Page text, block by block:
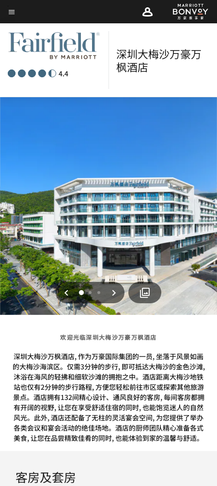
Skip
to
main
content
菜单文本
4.4
深圳大梅沙万豪万
枫酒店
上一页
01 2 下一页
欢迎光临深圳大梅沙万豪万枫酒店
深圳大梅沙万枫酒店, 作为万豪国际集团的一员, 坐落于风景如画
的大梅沙海滨区。仅需3分钟的步行, 即可抵达大梅沙的金色沙滩,
沐浴在海风的轻拂和细软沙滩的拥抱之中。酒店距离大梅沙地铁
站也仅有2分钟的步行路程, 方便您轻松前往市区或探索其他旅游
景点。酒店拥有132间精心设计、通风良好的客房, 每间客房都拥
有开阔的视野, 让您在享受舒适住宿的同时, 也能饱览迷人的自然
风光。此外, 酒店还配备了无柱的灵活宴会空间, 为您提供了举办
各类会议和宴会活动的绝佳场地。酒店的厨师团队精心准备各式
美食, 让您在品尝精致佳肴的同时, 也能体验到家的温馨与舒适。
客房及套房